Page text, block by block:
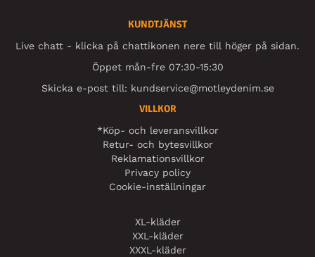
KUNDTJÄNST
Live chatt - klicka på chattikonen nere till höger på sidan.
Öppet mån-fre 07:30-15:30
Skicka e-post till: kundservice@motleydenim.se
VILLKOR
*Köp- och leveransvillkor
Retur- och bytesvillkor
Reklamationsvillkor
Privacy policy
Cookie-inställningar
XL-kläder
XXL-kläder
XXXL-kläder